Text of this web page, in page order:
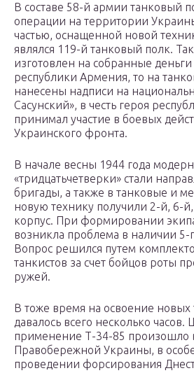
В составе 58-й армии танковый
операции на территории
частью, оснащенной новой
являлся 119-й танковый полк.
изготовлен на собранные
республики Армения, то на
нанесены надписи на
Сасунский», в честь героя
принимал участие в боевых
Украинского фронта.
В начале весны 1944 года
«тридцатьчетверки» стали
бригады, а также в танковые и
новую технику получили 2-й, 6-
корпус. При формировании
возникла проблема в наличии 5-
Вопрос решился путем
танкистов за счет бойцов роты
ружей.
В тоже время на освоение новых
давалось всего несколько
применение Т-34-85 произошло
Правобережной Украины, в
проведении форсирования